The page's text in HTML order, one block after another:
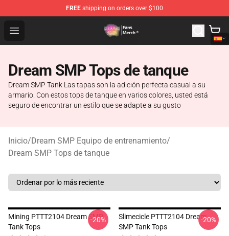
FREE shipping on orders over $100
Open menu
Dream SMP Store - Official Dream SMP Merchandise
Dream SMP Tops de tanque
Dream SMP Tank Las tapas son la adición perfecta casual a su
armario. Con estos tops de tanque en varios colores, usted está
seguro de encontrar un estilo que se adapte a su gusto
Inicio/Dream SMP Equipo de entrenamiento/
Dream SMP Tops de tanque
Mining PTTT2104 Dream SMP
Tank Tops
-20%
Slimecicle PTTT2104 Dream
SMP Tank Tops
-20%